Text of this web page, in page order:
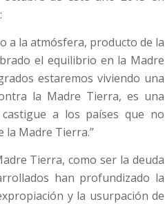
a la atmósfera, producto de la
el equilibrio en la Madre
estaremos viviendo una
la Madre Tierra, es una
a los países que no
la Madre Tierra.”
Tierra, como ser la deuda
han profundizado la
y la usurpación de